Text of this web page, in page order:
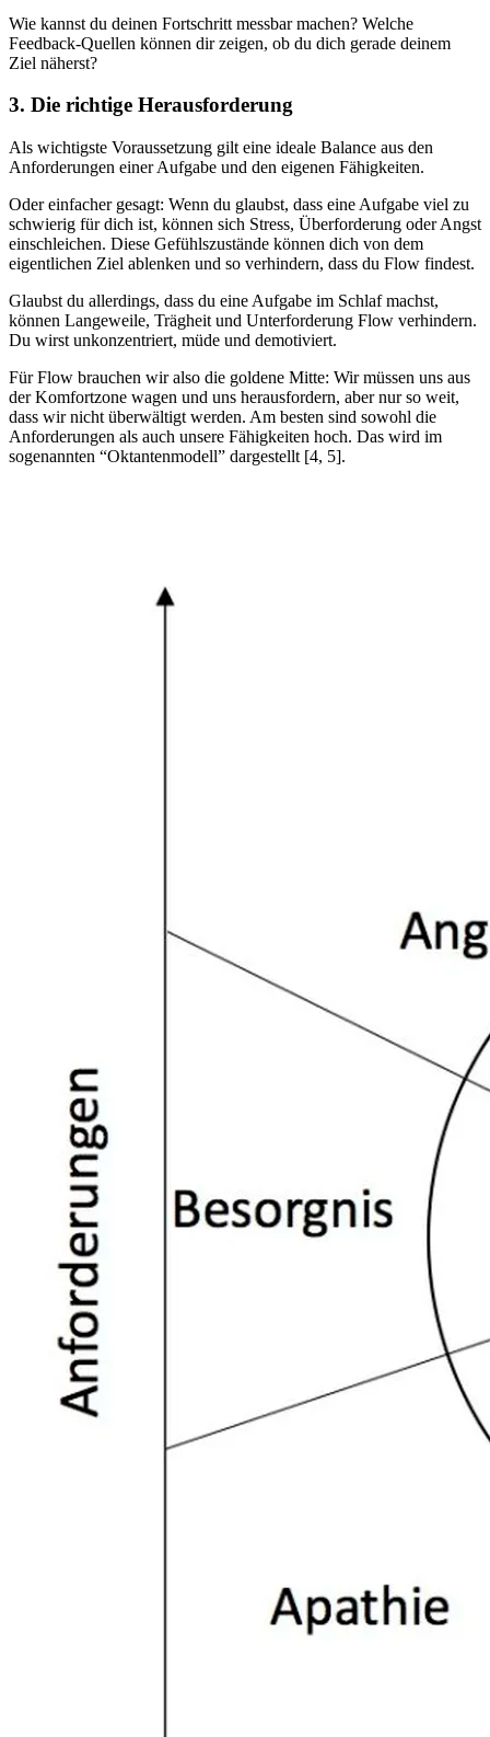
Wie kannst du deinen Fortschritt messbar machen? Welche
Feedback-Quellen können dir zeigen, ob du dich gerade deinem
Ziel näherst?
3. Die richtige Herausforderung
Als wichtigste Voraussetzung gilt eine ideale Balance aus den
Anforderungen einer Aufgabe und den eigenen Fähigkeiten.
Oder einfacher gesagt: Wenn du glaubst, dass eine Aufgabe viel zu
schwierig für dich ist, können sich Stress, Überforderung oder Angst
einschleichen. Diese Gefühlszustände können dich von dem
eigentlichen Ziel ablenken und so verhindern, dass du Flow findest.
Glaubst du allerdings, dass du eine Aufgabe im Schlaf machst,
können Langeweile, Trägheit und Unterforderung Flow verhindern.
Du wirst unkonzentriert, müde und demotiviert.
Für Flow brauchen wir also die goldene Mitte: Wir müssen uns aus
der Komfortzone wagen und uns herausfordern, aber nur so weit,
dass wir nicht überwältigt werden. Am besten sind sowohl die
Anforderungen als auch unsere Fähigkeiten hoch. Das wird im
sogenannten “Oktantenmodell” dargestellt [4, 5].